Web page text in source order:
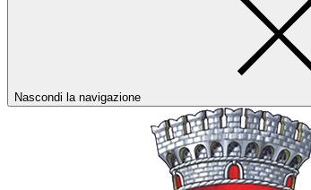
Nascondi la navigazione